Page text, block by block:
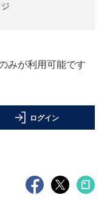
みが利用可能です
ログイン